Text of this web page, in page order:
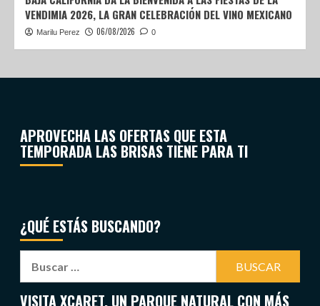
VENDIMIA 2026, LA GRAN CELEBRACIÓN DEL VINO MEXICANO
Marilu Perez 06/08/2026 0
APROVECHA LAS OFERTAS QUE ESTA
TEMPORADA LAS BRISAS TIENE PARA TI
¿QUÉ ESTÁS BUSCANDO?
VISITA XCARET, UN PARQUE NATURAL CON MÁS